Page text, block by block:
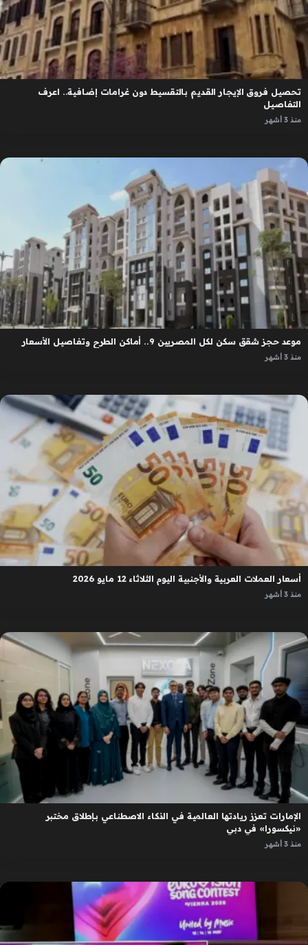
تحصيل فروق الإيجار القديم بالتقسيط دون غرامات إضافية.. اعرف
التفاصيل
منذ 3 أشهر
موعد حجز شقق سكن لكل المصريين 9.. أماكن الطرح وتفاصيل الأسعار
منذ 3 أشهر
أسعار العملات العربية والأجنبية اليوم الثلاثاء 12 مايو 2026
منذ 3 أشهر
الإمارات تعزز ريادتها العالمية في الذكاء الاصطناعي بإطلاق مختبر
«نيكسورا» في دبي
منذ 3 أشهر